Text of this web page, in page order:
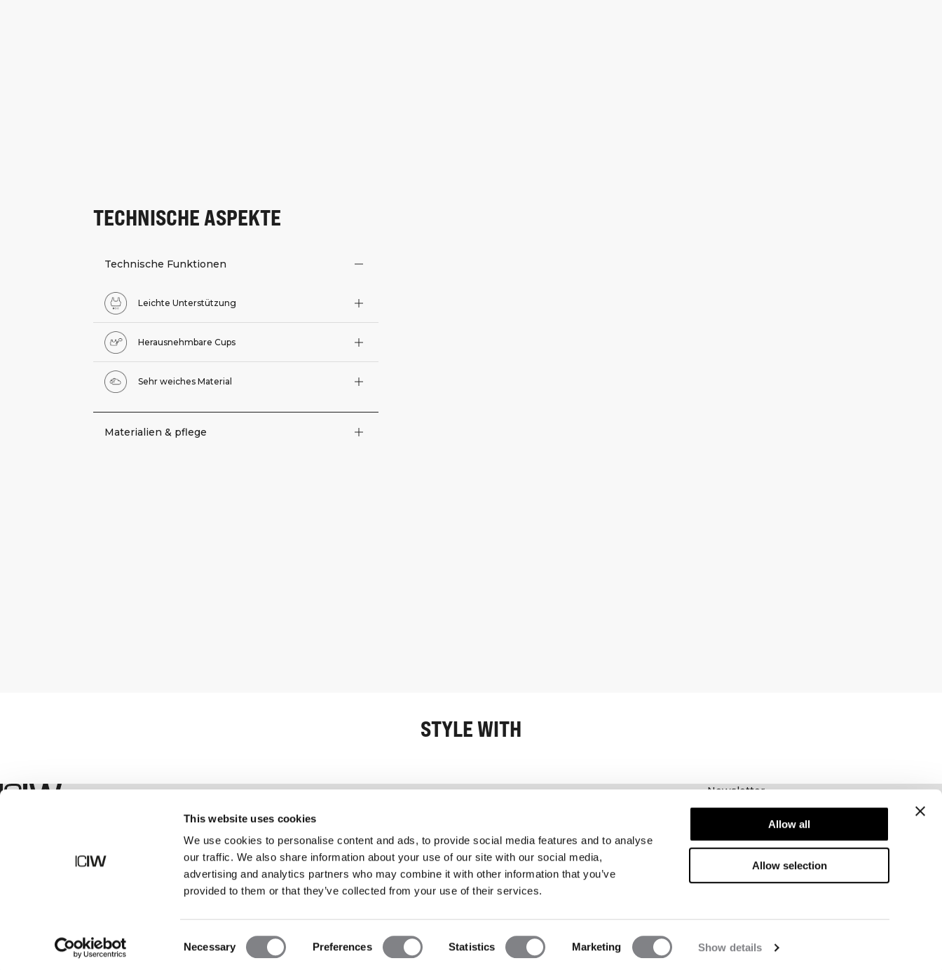
This website uses cookies
We use cookies to personalise content and ads, to provide social media features and to analyse
our traffic. We also share information about your use of our site with our social media,
advertising and analytics partners who may combine it with other information that you’ve
provided to them or that they’ve collected from your use of their services.
Selection
Necessary Preferences Statistics Marketing Show details
Allow all
Allow selection
TECHNISCHE ASPEKTE
Technische Funktionen
Leichte Unterstützung
Herausnehmbare Cups
Sehr weiches Material
Materialien & pflege
STYLE WITH
Newsletter
Abonnieren Sie unseren Newsletter! Erhalten
Sie exklusive Angebote, unsere neuesten
Nachrichten und vieles mehr.